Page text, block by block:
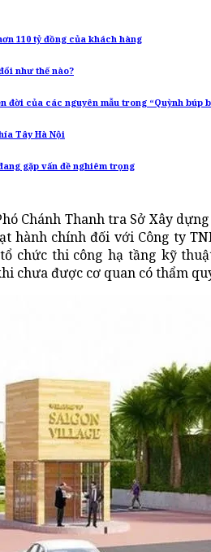
110 tỷ đồng của khách hàng
như thế nào?
đời của các nguyên mẫu trong “Quỳnh búp
Tây Hà Nội
gặp vấn đề nghiêm trọng
Chánh Thanh tra Sở Xây
hành chính đối với Công ty
chức thi công hạ tầng kỹ
chưa được cơ quan có thẩm